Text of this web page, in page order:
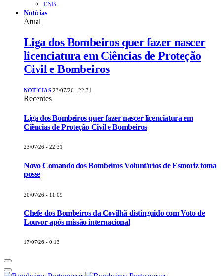
ENB
Notícias
Atual
Liga dos Bombeiros quer fazer nascer
licenciatura em Ciências de Proteção
Civil e Bombeiros
NOTÍCIAS 23/07/26 - 22:31
Recentes
Liga dos Bombeiros quer fazer nascer licenciatura em
Ciências de Proteção Civil e Bombeiros
23/07/26 - 22:31
Novo Comando dos Bombeiros Voluntários de Esmoriz toma
posse
20/07/26 - 11:09
Chefe dos Bombeiros da Covilhã distinguido com Voto de
Louvor após missão internacional
17/07/26 - 0:13